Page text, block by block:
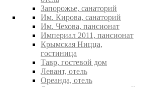
Запорожье, санаторий
Им. Кирова, санаторий
Им. Чехова, пансионат
Империал 2011, пансионат
Крымская Ницца,
гостиница
Тавр, гостевой дом
Левант, отель
Ореанда, отель